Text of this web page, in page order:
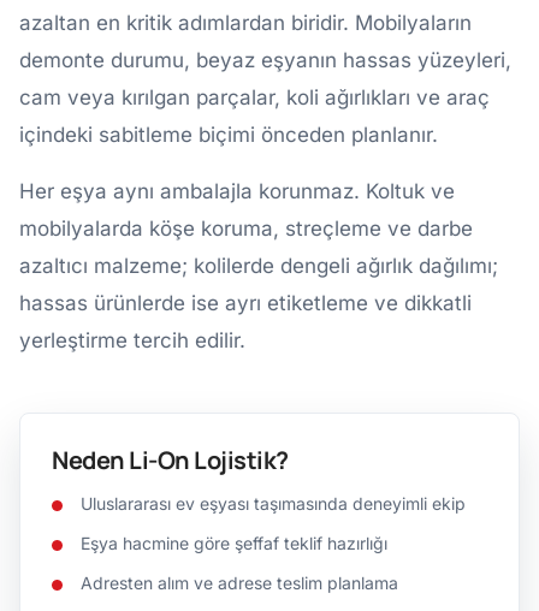
azaltan en kritik adımlardan biridir. Mobilyaların
demonte durumu, beyaz eşyanın hassas yüzeyleri,
cam veya kırılgan parçalar, koli ağırlıkları ve araç
içindeki sabitleme biçimi önceden planlanır.
Her eşya aynı ambalajla korunmaz. Koltuk ve
mobilyalarda köşe koruma, streçleme ve darbe
azaltıcı malzeme; kolilerde dengeli ağırlık dağılımı;
hassas ürünlerde ise ayrı etiketleme ve dikkatli
yerleştirme tercih edilir.
Neden Li-On Lojistik?
Uluslararası ev eşyası taşımasında deneyimli ekip
Eşya hacmine göre şeffaf teklif hazırlığı
Adresten alım ve adrese teslim planlama